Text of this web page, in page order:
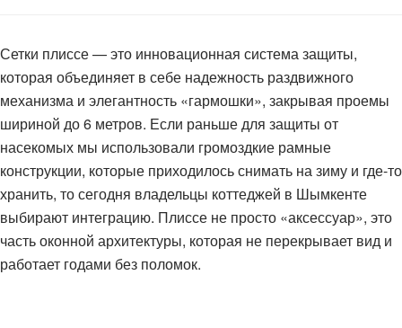
Сетки плиссе — это инновационная система защиты,
которая объединяет в себе надежность раздвижного
механизма и элегантность «гармошки», закрывая проемы
шириной до 6 метров. Если раньше для защиты от
насекомых мы использовали громоздкие рамные
конструкции, которые приходилось снимать на зиму и где-то
хранить, то сегодня владельцы коттеджей в Шымкенте
выбирают интеграцию. Плиссе не просто «аксессуар», это
часть оконной архитектуры, которая не перекрывает вид и
работает годами без поломок.